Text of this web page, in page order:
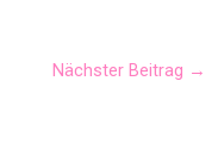
Nächster Beitrag →